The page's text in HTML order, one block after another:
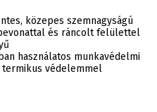
közepes szemnagyságú
és ráncolt felülettel
használatos munkavédelmi
termikus védelemmel